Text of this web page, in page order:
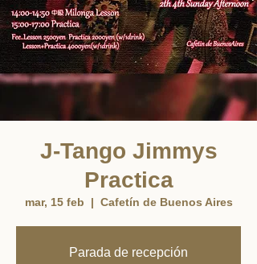
J-Tango Jimmys
Practica
mar, 15 feb
  |
Cafetín de Buenos Aires
Parada de recepción